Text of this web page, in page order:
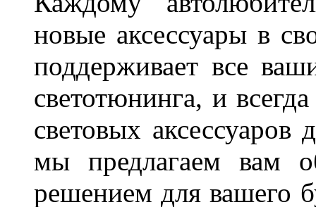
новые аксессуары в
поддерживает все
светотюнинга, и
световых
мы предлагаем вам
решением для вашего